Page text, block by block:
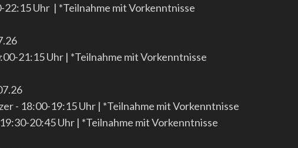
22:15 Uhr | *Teilnahme mit Vorkenntnisse
21:15 Uhr | *Teilnahme mit Vorkenntnisse
- 18:00-19:15 Uhr | *Teilnahme mit Vorkenntnisse
20:45 Uhr | *Teilnahme mit Vorkenntnisse